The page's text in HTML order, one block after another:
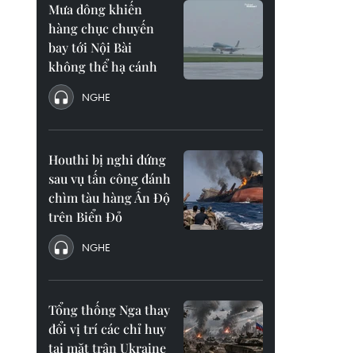
Mưa dông khiến
hàng chục chuyến
bay tới Nội Bài
không thể hạ cánh
NGHE
Houthi bị nghi đứng
sau vụ tấn công đánh
chìm tàu hàng Ấn Độ
trên Biển Đỏ
NGHE
Tổng thống Nga thay
đổi vị trí các chỉ huy
tại mặt trận Ukraine